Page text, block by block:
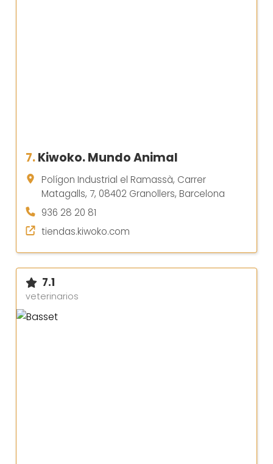
7.Kiwoko. Mundo Animal
Polígon Industrial el Ramassà, Carrer
Matagalls, 7, 08402 Granollers, Barcelona
936 28 20 81
tiendas.kiwoko.com
7.1
veterinarios